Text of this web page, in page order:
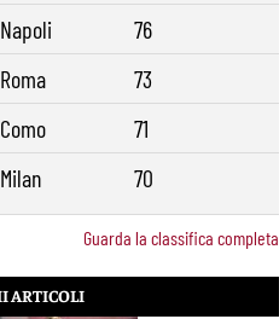
Napoli
76
Roma
73
Como
71
Milan 70
Guarda la classifica completa
ARTICOLI